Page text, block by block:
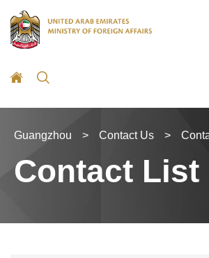
Guangzhou > Contact Us >
Contact List